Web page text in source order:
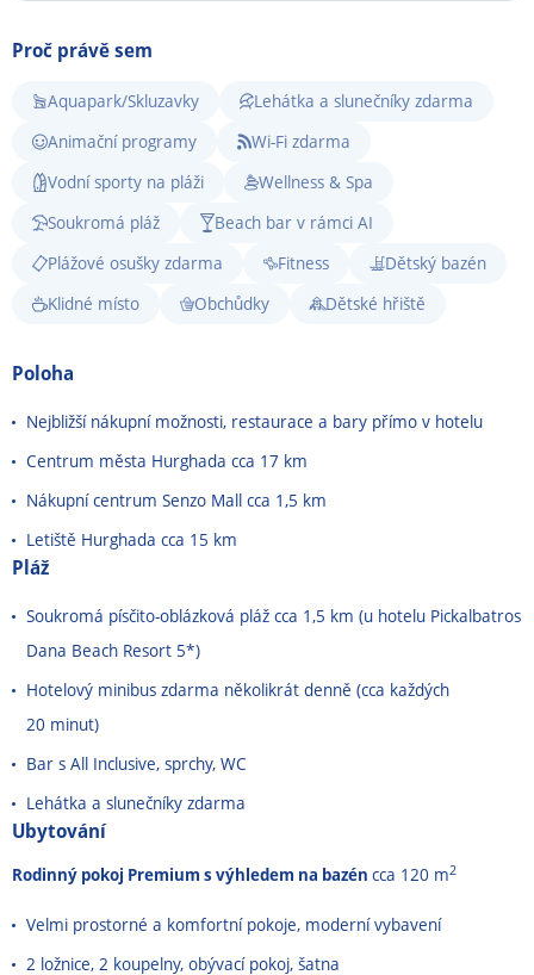
Proč právě sem
Aquapark/Skluzavky
Lehátka a slunečníky zdarma
Animační programy
Wi-Fi zdarma
Vodní sporty na pláži
Wellness & Spa
Soukromá pláž
Beach bar v rámci AI
Plážové osušky zdarma
Fitness
Dětský bazén
Klidné místo
Obchůdky Dětské hřiště
Poloha
Nejbližší nákupní možnosti, restaurace a bary přímo v hotelu
Centrum města Hurghada cca 17 km
Nákupní centrum Senzo Mall cca 1,5 km
Letiště Hurghada cca 15 km
Pláž
Soukromá písčito-oblázková pláž cca 1,5 km (u hotelu Pickalbatros
Dana Beach Resort 5*)
Hotelový minibus zdarma několikrát denně (cca každých
20 minut)
Bar s All Inclusive, sprchy, WC
Lehátka a slunečníky zdarma
Ubytování
Rodinný pokoj Premium s výhledem na bazén cca 120 m2
Velmi prostorné a komfortní pokoje, moderní vybavení
2 ložnice, 2 koupelny, obývací pokoj, šatna